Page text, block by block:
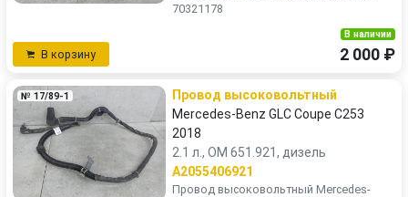
70321178
В корзину
В наличии
2 000 ₽
№ 17/89-1
Провод высоковольтный
Mercedes-Benz GLC Coupe C253
2018
2.1 л., OM 651.921, дизель
A2055406921
Провод высоковольтный Mercedes-